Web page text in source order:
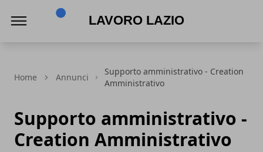
Home Annunci
Supporto amministrativo - Creation
Amministrativo
Supporto amministrativo -
Creation Amministrativo